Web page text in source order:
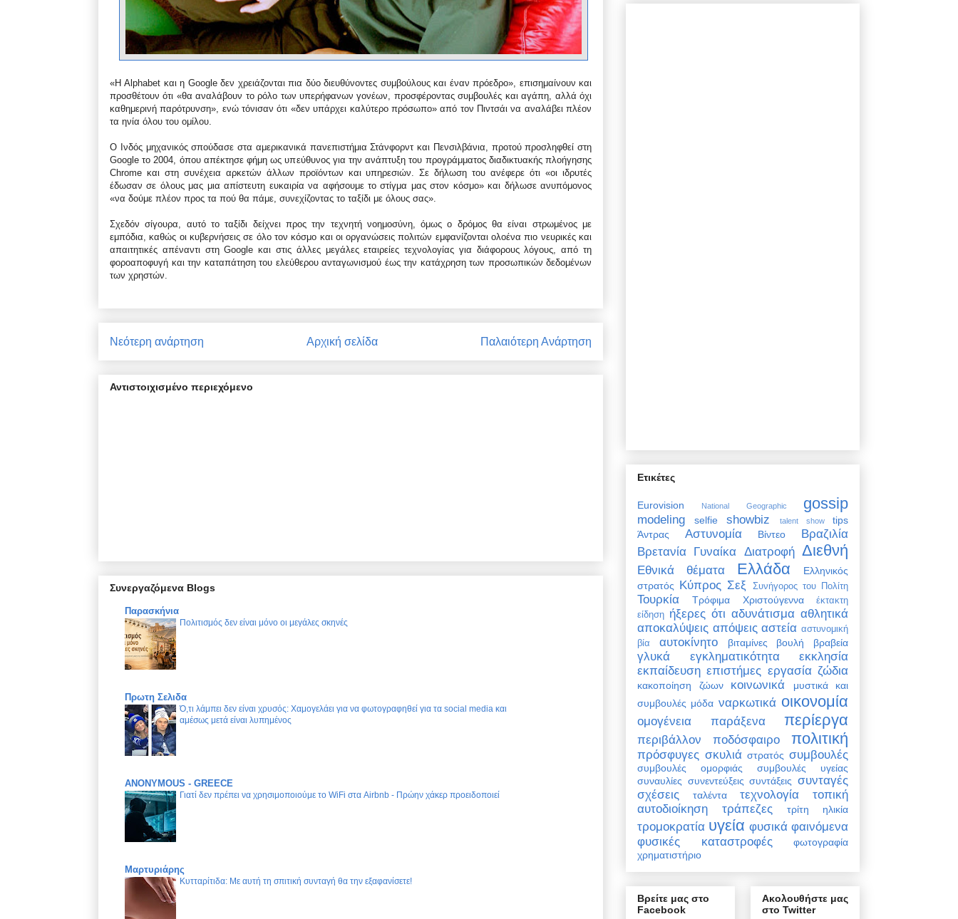
«Η Alphabet και η Google δεν χρειάζονται πια δύο διευθύνοντες συμβούλους και έναν πρόεδρο», επισημαίνουν και
προσθέτουν ότι «θα αναλάβουν το ρόλο των υπερήφανων γονέων, προσφέροντας συμβουλές και αγάπη, αλλά όχι
καθημερινή παρότρυνση», ενώ τόνισαν ότι «δεν υπάρχει καλύτερο πρόσωπο» από τον Πιντσάι να αναλάβει πλέον
τα ηνία όλου του ομίλου.
Ο Ινδός μηχανικός σπούδασε στα αμερικανικά πανεπιστήμια Στάνφορντ και Πενσιλβάνια, προτού προσληφθεί στη
Google το 2004, όπου απέκτησε φήμη ως υπεύθυνος για την ανάπτυξη του προγράμματος διαδικτυακής πλοήγησης
Chrome και στη συνέχεια αρκετών άλλων προϊόντων και υπηρεσιών. Σε δήλωση του ανέφερε ότι «οι ιδρυτές
έδωσαν σε όλους μας μια απίστευτη ευκαιρία να αφήσουμε το στίγμα μας στον κόσμο» και δήλωσε ανυπόμονος
«να δούμε πλέον προς τα πού θα πάμε, συνεχίζοντας το ταξίδι με όλους σας».
Σχεδόν σίγουρα, αυτό το ταξίδι δείχνει προς την τεχνητή νοημοσύνη, όμως ο δρόμος θα είναι στρωμένος με
εμπόδια, καθώς οι κυβερνήσεις σε όλο τον κόσμο και οι οργανώσεις πολιτών εμφανίζονται ολοένα πιο νευρικές και
απαιτητικές απέναντι στη Google και στις άλλες μεγάλες εταιρείες τεχνολογίας για διάφορους λόγους, από τη
φοροαποφυγή και την καταπάτηση του ελεύθερου ανταγωνισμού έως την κατάχρηση των προσωπικών δεδομένων
των χρηστών.
Νεότερη ανάρτηση Παλαιότερη Ανάρτηση
Αρχική σελίδα
Αντιστοιχισμένο περιεχόμενο
Συνεργαζόμενα Blogs
Παρασκήνια
Πολιτισμός δεν είναι μόνο οι μεγάλες σκηνές
Πρωτη Σελιδα
Ό,τι λάμπει δεν είναι χρυσός: Χαμογελάει για να φωτογραφηθεί για τα social media και
αμέσως μετά είναι λυπημένος
ANONYMOUS - GREECE
Γιατί δεν πρέπει να χρησιμοποιούμε το WiFi στα Airbnb - Πρώην χάκερ προειδοποιεί
Μαρτυριάρης
Κυτταρίτιδα: Με αυτή τη σπιτική συνταγή θα την εξαφανίσετε!
Ετικέτες
Eurovision National Geographic gossip
modeling selfie showbiz talent show
tips
Άντρας
Αστυνομία Βίντεο
Βραζιλία
Βρετανία Γυναίκα Διατροφή Διεθνή
Εθνικά θέματα Ελλάδα
Ελληνικός
στρατός Κύπρος Σεξ Συνήγορος του Πολίτη
Τουρκία Τρόφιμα Χριστούγεννα
έκτακτη
είδηση ήξερες ότι αδυνάτισμα αθλητικά
αποκαλύψεις απόψεις αστεία αστυνομική
βία
αυτοκίνητο βιταμίνες βουλή βραβεία
γλυκά εγκληματικότητα
εκκλησία
εκπαίδευση επιστήμες εργασία ζώδια
κακοποίηση ζώων κοινωνικά
μυστικά και
συμβουλές μόδα ναρκωτικά οικονομία
ομογένεια παράξενα περίεργα
περιβάλλον ποδόσφαιρο πολιτική
πρόσφυγες σκυλιά στρατός συμβουλές
συμβουλές ομορφιάς
συμβουλές υγείας
συναυλίες συνεντεύξεις συντάξεις συνταγές
σχέσεις
ταλέντα τεχνολογία
τοπική
αυτοδιοίκηση
τράπεζες τρίτη ηλικία
τρομοκρατία υγεία φυσικά φαινόμενα
φυσικές καταστροφές
φωτογραφία
χρηματιστήριο
Βρείτε μας στο
Facebook
Ακολουθήστε μας
στο Twitter